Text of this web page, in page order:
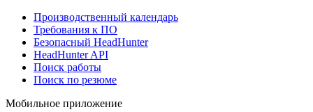
Производственный календарь
Требования к ПО
Безопасный HeadHunter
HeadHunter API
Поиск работы
Поиск по резюме
Мобильное приложение